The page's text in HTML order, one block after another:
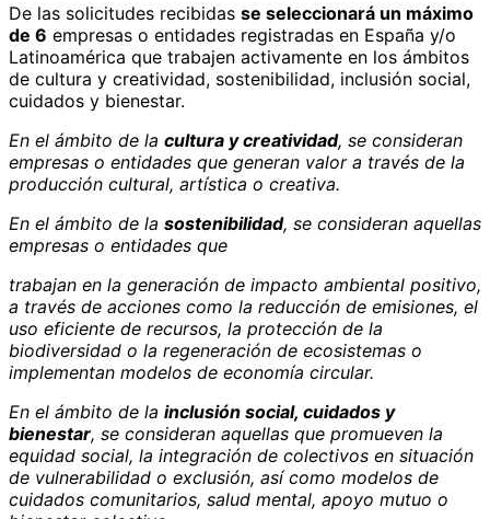
De las solicitudes recibidas se seleccionará un máximo
de 6 empresas o entidades registradas en España y/o
Latinoamérica que trabajen activamente en los ámbitos
de cultura y creatividad, sostenibilidad, inclusión social,
cuidados y bienestar.
En el ámbito de la cultura y creatividad, se consideran
empresas o entidades que generan valor a través de la
producción cultural, artística o creativa.
En el ámbito de la sostenibilidad, se consideran aquellas
empresas o entidades que
trabajan en la generación de impacto ambiental positivo,
a través de acciones como la reducción de emisiones, el
uso eficiente de recursos, la protección de la
biodiversidad o la regeneración de ecosistemas o
implementan modelos de economía circular.
En el ámbito de la inclusión social, cuidados y
bienestar, se consideran aquellas que promueven la
equidad social, la integración de colectivos en situación
de vulnerabilidad o exclusión, así como modelos de
cuidados comunitarios, salud mental, apoyo mutuo o